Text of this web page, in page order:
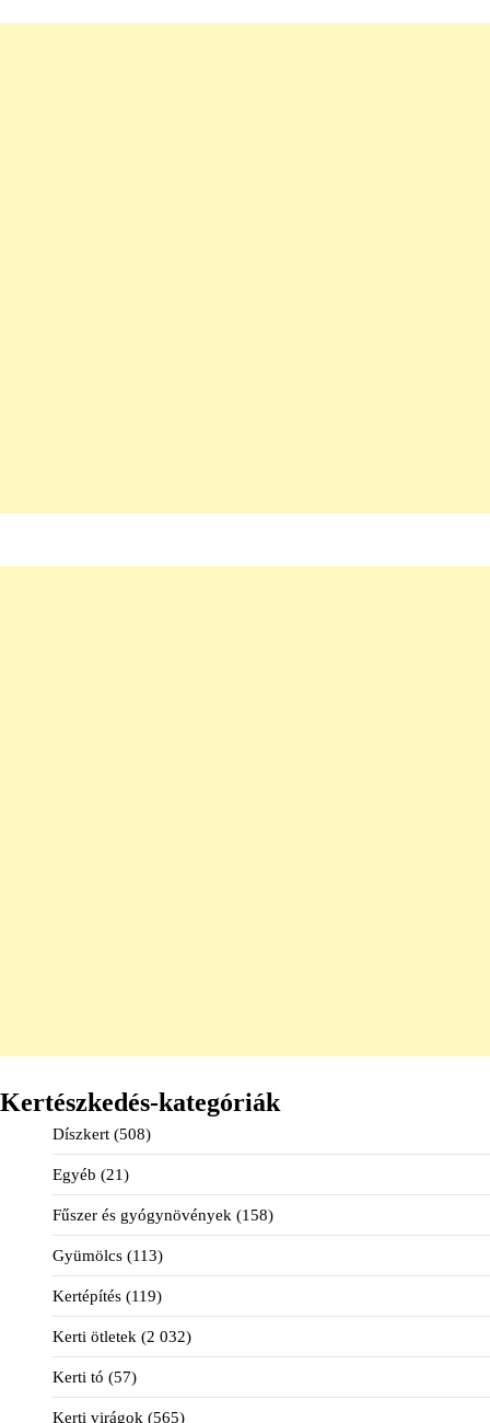
Kertészkedés-kategóriák
Díszkert (508)
Egyéb (21)
Fűszer és gyógynövények (158)
Gyümölcs (113)
Kertépítés (119)
Kerti ötletek (2 032)
Kerti tó (57)
Kerti virágok (565)